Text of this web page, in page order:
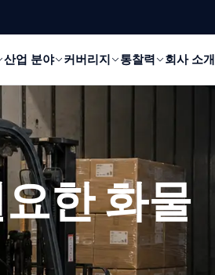
산업 분야 커버리지 통찰력 회사 소개
한 화물